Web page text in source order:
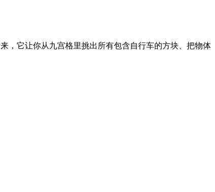
，它让你从九宫格里挑出所有包含自行车的方块、把物体